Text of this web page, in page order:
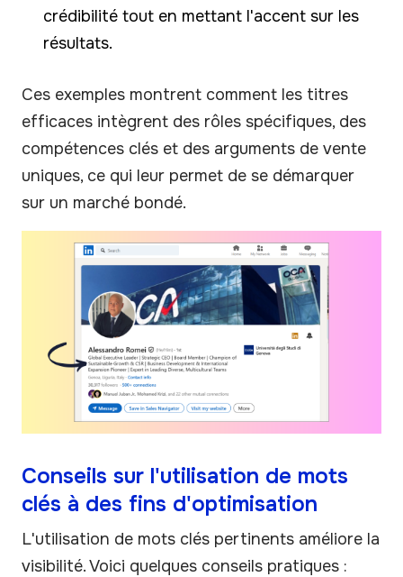
crédibilité tout en mettant l'accent sur les
résultats.
Ces exemples montrent comment les titres
efficaces intègrent des rôles spécifiques, des
compétences clés et des arguments de vente
uniques, ce qui leur permet de se démarquer
sur un marché bondé.
Conseils sur l'utilisation de mots
clés à des fins d'optimisation
L'utilisation de mots clés pertinents améliore la
visibilité. Voici quelques conseils pratiques :